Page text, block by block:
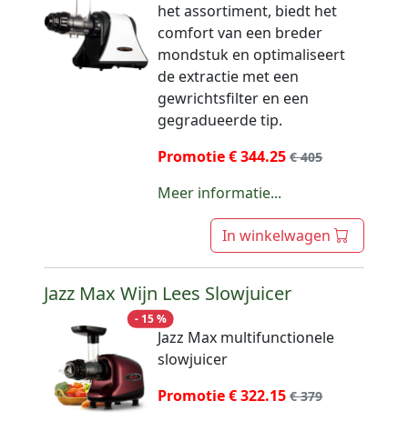
het assortiment, biedt het
comfort van een breder
mondstuk en optimaliseert
de extractie met een
gewrichtsfilter en een
gegradueerde tip.
Promotie € 344.25€ 405
Meer informatie...
In winkelwagen
Jazz Max Wijn Lees Slowjuicer
- 15 %
Jazz Max multifunctionele
slowjuicer
Promotie € 322.15€ 379